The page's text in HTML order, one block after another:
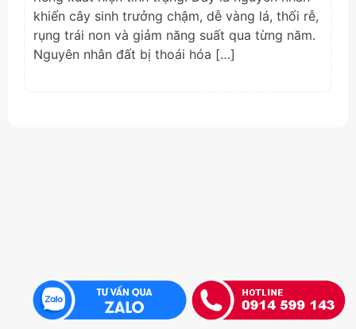
khiến cây sinh trưởng chậm, dễ vàng lá, thối rễ,
rụng trái non và giảm năng suất qua từng năm.
Nguyên nhân đất bị thoái hóa […]